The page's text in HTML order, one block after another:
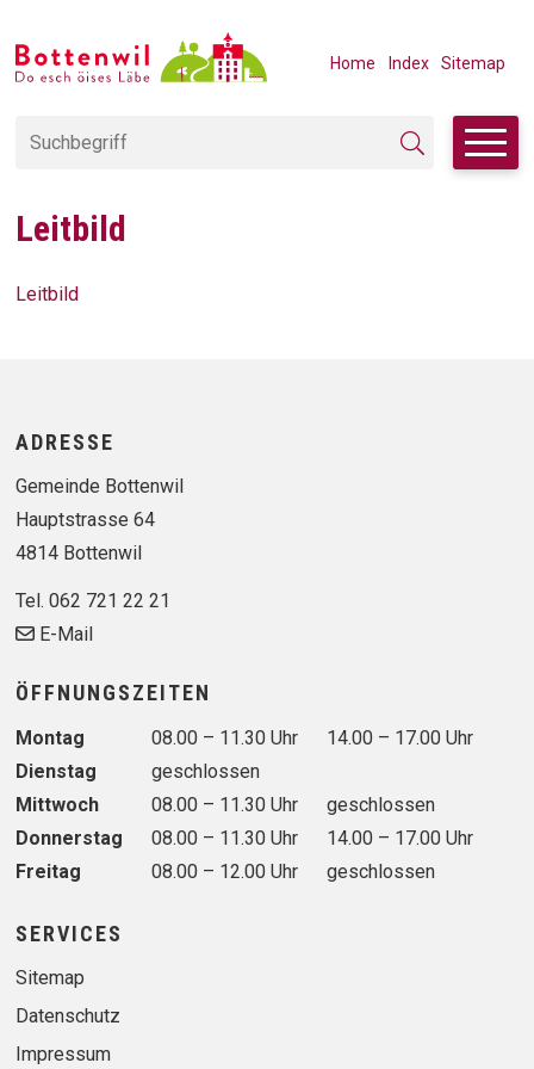
Navigieren in Bottenwil
Home Index Sitemap
Suchbegriff
Suche starten
Leitbild
Leitbild
Footer
ADRESSE
Gemeinde Bottenwil
Hauptstrasse 64
4814 Bottenwil
Tel. 062 721 22 21
E-Mail
ÖFFNUNGSZEITEN
Wochentag Vormittag Nachmittag
Montag 08.00 – 11.30 Uhr
14.00 – 17.00 Uhr
Dienstag
geschlossen
Mittwoch
08.00 – 11.30 Uhr
geschlossen
Donnerstag
08.00 – 11.30 Uhr
14.00 – 17.00 Uhr
Freitag
08.00 – 12.00 Uhr geschlossen
SERVICES
Sitemap
Datenschutz
Impressum